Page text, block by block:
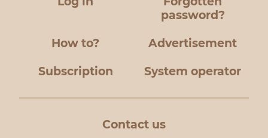
password?
How to? Advertisement
Subscription System operator
Contact us